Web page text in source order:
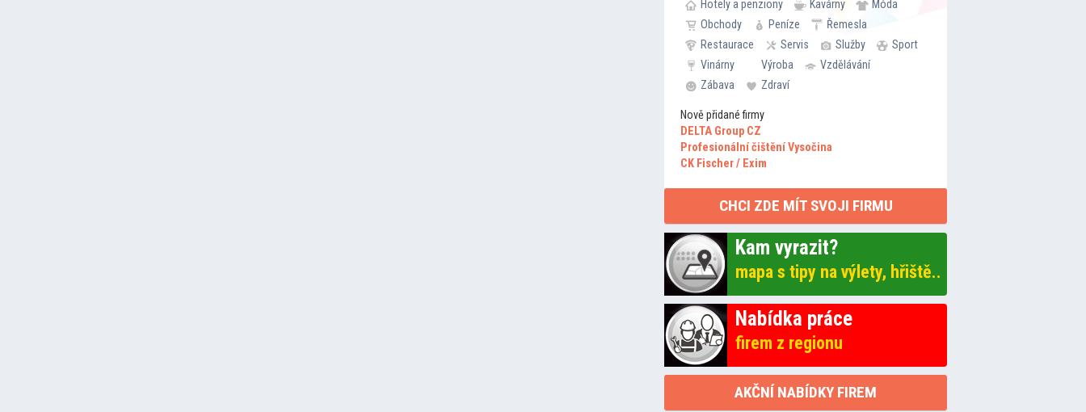
Hotely a penziony
Kavárny
Móda
Obchody
Peníze
Řemesla
Restaurace
Servis Služby
Sport
Vinárny
Výroba
Vzdělávání
Zábava
Zdraví
Nově přidané firmy
DELTA Group CZ
Profesionální čištění Vysočina
CK Fischer / Exim
CHCI ZDE MÍT SVOJI FIRMU
Kam vyrazit?
mapa s tipy na výlety, hřiště..
Nabídka práce
firem z regionu
AKČNÍ NABÍDKY FIREM